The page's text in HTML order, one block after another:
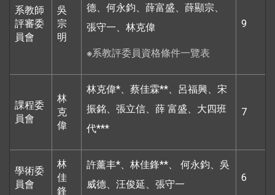
系教師
評審委
員會
吳
宗
明
德、何永鈞、薛富盛、薛顯宗、
張守一、林克偉
※系教評委員資格條件一覽表
9
課程委
員會
林
克
偉
林克偉*、蔡佳霖**、呂福興、宋
振銘、張立信、薛 富盛、大四班
代***
7
學術委
員會
林
佳
鋒
許薰丰*、林佳鋒**、 何永鈞、吳
威德、汪俊延、張守一
6